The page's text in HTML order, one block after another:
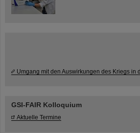
Umgang mit den Auswirkungen des Kriegs in
GSI-FAIR Kolloquium
Aktuelle Termine